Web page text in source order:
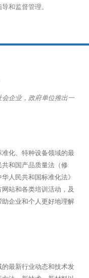
和监督管理。
企业，政府单位推出一
化、特种设备领域的最
和国产品质量法（修
人民共和国标准化法》
站和各类培训活动，及
企业和个人更好地理解
最新行业动态和技术发